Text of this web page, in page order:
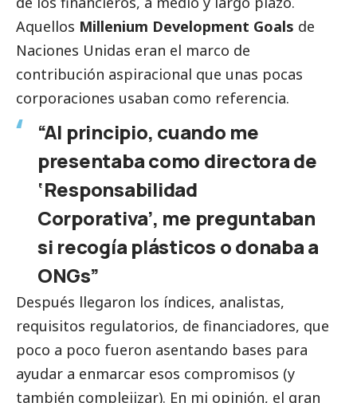
Aquellos Millenium Development Goals de
Naciones Unidas eran el marco de
contribución aspiracional que unas pocas
corporaciones usaban como referencia.
“Al principio, cuando me
presentaba como directora de
‘Responsabilidad
Corporativa’, me preguntaban
si recogía plásticos o donaba a
ONGs”
Después llegaron los índices, analistas,
requisitos regulatorios, de financiadores, que
poco a poco fueron asentando bases para
ayudar a enmarcar esos compromisos (y
también complejizar). En mi opinión, el gran